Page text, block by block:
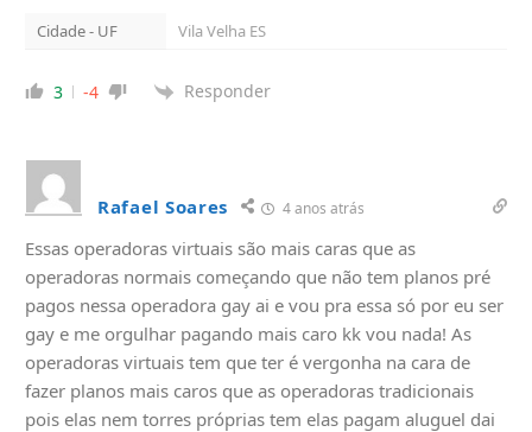
Cidade - UF Vila Velha ES
3 -4 Responder
Rafael Soares 4 anos atrás
Essas operadoras virtuais são mais caras que as
operadoras normais começando que não tem planos pré
pagos nessa operadora gay ai e vou pra essa só por eu ser
gay e me orgulhar pagando mais caro kk vou nada! As
operadoras virtuais tem que ter é vergonha na cara de
fazer planos mais caros que as operadoras tradicionais
pois elas nem torres próprias tem elas pagam aluguel dai